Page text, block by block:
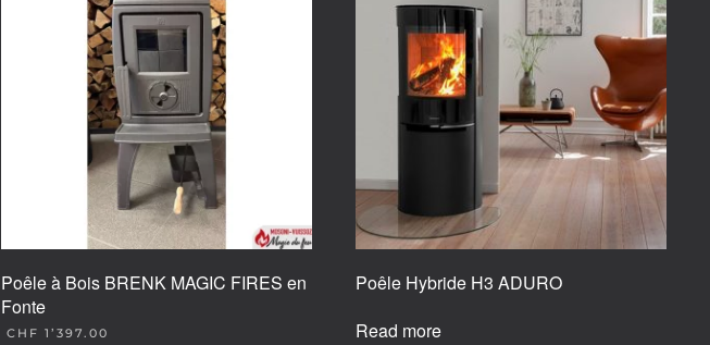
Poêle à Bois BRENK MAGIC FIRES en
Fonte
CHF 1’397.00
Poêle Hybride H3 ADURO
Read more